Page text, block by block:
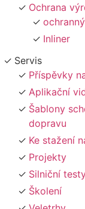
Ochrana
Inliner
Servis
Příspěvky
Aplikační
Šablony
dopravu
Ke stažení
Projekty
Silniční
Školení